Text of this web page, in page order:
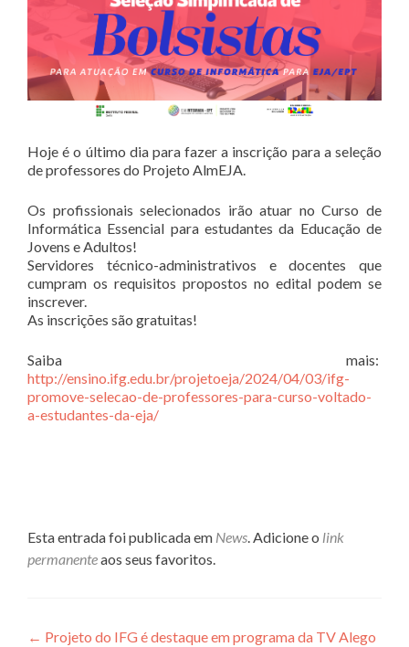
Hoje é o último dia para fazer a inscrição para a seleção
de professores do Projeto AlmEJA.
Os profissionais selecionados irão atuar no Curso de
Informática Essencial para estudantes da Educação de
Jovens e Adultos!
Servidores técnico-administrativos e docentes que
cumpram os requisitos propostos no edital podem se
inscrever.
As inscrições são gratuitas!
Saiba mais:
http://ensino.ifg.edu.br/projetoeja/2024/04/03/ifg-
promove-selecao-de-professores-para-curso-voltado-
a-estudantes-da-eja/
Esta entrada foi publicada em News. Adicione o link
permanenteaos seus favoritos.
← Projeto do IFG é destaque em programa da TV Alego